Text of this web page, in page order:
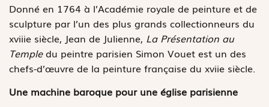
Donné en 1764 à l’Académie royale de peinture et de
sculpture par l’un des plus grands collectionneurs du
xviiie siècle, Jean de Julienne, La Présentation au
Templedu peintre parisien Simon Vouet est un des
chefs-d’œuvre de la peinture française du xviie siècle.
Une machine baroque pour une église parisienne